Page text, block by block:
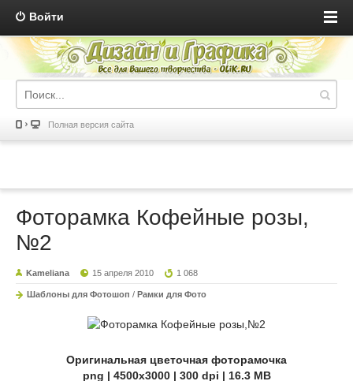
Войти
Полная версия сайта
Фоторамка Кофейные розы,
№2
Kameliana 15 апреля 2010 1 068
Шаблоны для Фотошоп / Рамки для Фото
Оригинальная цветочная фоторамочка
png | 4500х3000 | 300 dpi | 16.3 MB